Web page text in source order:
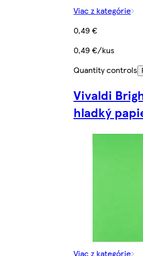
Viac z kategórie
0,49 €
0,49 €/kus
Quantity controls
Vivaldi
hladký
Viac z kategórie